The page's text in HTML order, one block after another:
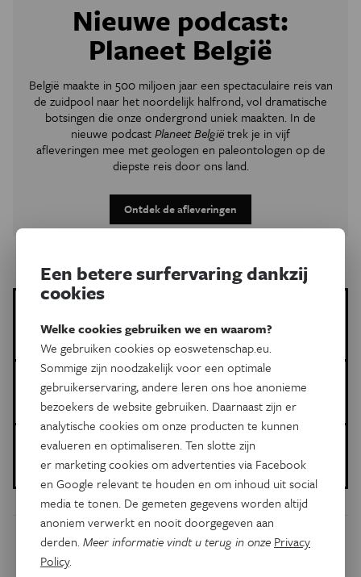
Nieuwe podcast:
Planeet België
België maakte in 500 miljoen jaar een spectaculaire reis van
de zuidpool naar het noordelijk halfrond, vol dramatische
botsingen die onze ondergrond uniek maakten. In de
nieuwe podcastPlaneet Belgiëtrek je in vijf
afleveringen mee met geologen en paleontologen op de
diepste reis door ons land.
Ontdek de afleveringen
Natuur & Milieu spinnen
Dit is een artikel van:
Pour la science
Gepubliceerd op:
19 januari 2026
Dit artikel delen op:
Een betere surfervaring dankzij
cookies
Welke cookies gebruiken we en waarom?
We gebruiken cookies op eoswetenschap.eu.
Sommige zijn noodzakelijk voor een optimale
gebruikerservaring, andere leren ons hoe anonieme
bezoekers de website gebruiken. Daarnaast zijn er
analytische cookies om onze producten te kunnen
evalueren en optimaliseren. Ten slotte zijn
er marketing cookies om advertenties via Facebook
en Google relevant te houden en om inhoud uit social
media te tonen. De gemeten gegevens worden altijd
anoniem verwerkt en nooit doorgegeven aan
derden.Meer informatie vindt u terug in onze Privacy
Policy.